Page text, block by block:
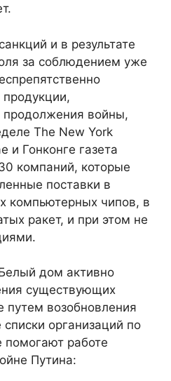
и в результате
за соблюдением уже
войны,
The New York
и Гонконге газета
компаний, которые
поставки в
компьютерных чипов, в
ракет, и при этом не
дом активно
существующих
путем возобновления
организаций по
помогают работе
Путина: